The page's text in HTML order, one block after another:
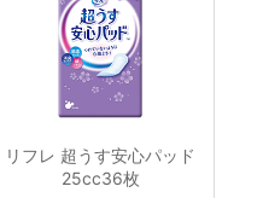
リフレ 超うす安心パッド
25cc36枚